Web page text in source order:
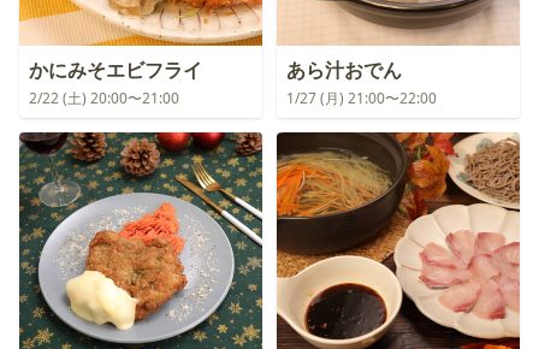
かにみそエビフライ
2/22 (土) 20:00〜21:00
あら汁おでん
1/27 (月) 21:00〜22:00